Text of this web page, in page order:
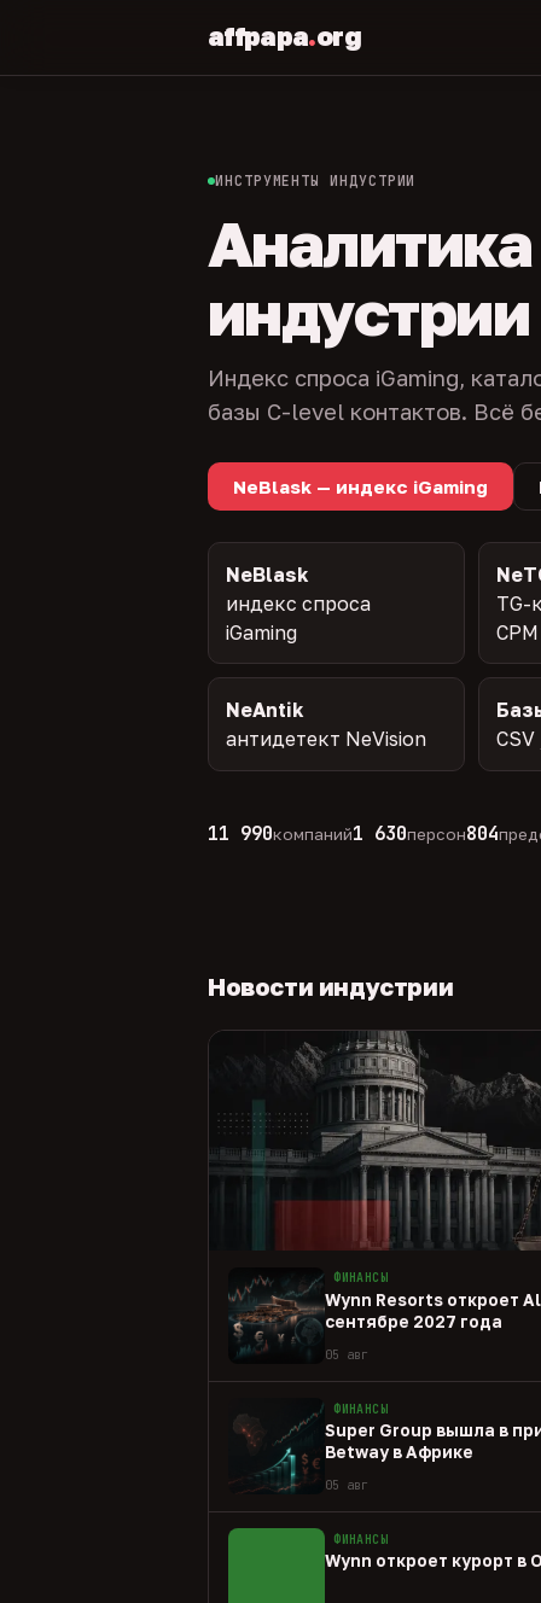
affpapa.org
ИНСТРУМЕНТЫ ИНДУСТРИИ
индустрии
Индекс спроса iGaming,
базы C-level контактов. Всё
NeBlask — индекс iGaming
NeBlask
индекс спроса
iGaming
TG-
CPM
NeAntik
антидетект NeVision
11 990компаний1 630персон804
Новости индустрии
ФИНАНСЫ
Wynn Resorts откроет
сентябре 2027 года
05 авг
ФИНАНСЫ
Super Group вышла в
Betway в Африке
05 авг
ФИНАНСЫ
Wynn откроет курорт в